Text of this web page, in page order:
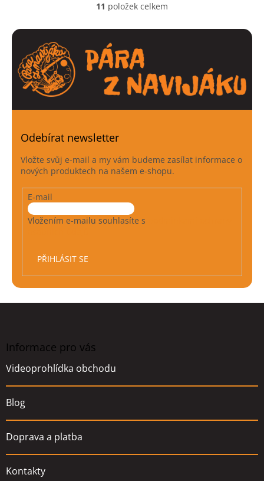
O
l
d
a
c
í
r
v
ý
p
i
s
u
11 položek celkem
Odebírat newsletter
Vložte svůj e-mail a my vám budeme zasílat informace o
nových produktech na našem e-shopu.
E-mail
Vložením e-mailu souhlasíte s
PŘIHLÁSIT SE
Informace pro vás
Videoprohlídka obchodu
Blog
Doprava a platba
Kontakty